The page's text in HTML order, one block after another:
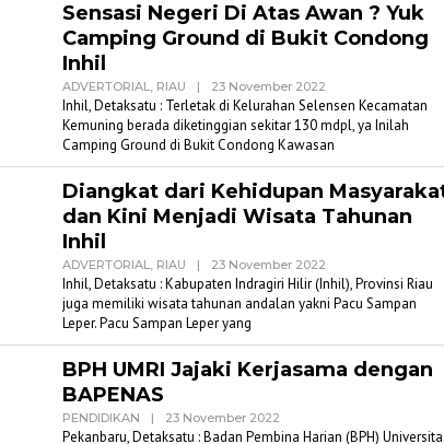
Sensasi Negeri Di Atas Awan ? Yuk
Camping Ground di Bukit Condong
Inhil
ADVERTORIAL, RIAU | 23 November 2022
Admin
Detaksatu
Inhil, Detaksatu : Terletak di Kelurahan Selensen Kecamatan
Kemuning berada diketinggian sekitar 130 mdpl, ya Inilah
Camping Ground di Bukit Condong Kawasan
Diangkat dari Kehidupan
dan Kini Menjadi Wisata Tahunan
Inhil
ADVERTORIAL, RIAU | 23 November 2022
Admin
Detaksatu
Inhil, Detaksatu : Kabupaten Indragiri Hilir (Inhil), Provinsi Riau
juga memiliki wisata tahunan andalan yakni Pacu Sampan
Leper. Pacu Sampan Leper yang
BPH UMRI Jajaki Kerjasama dengan
BAPENAS
PENDIDIKAN | 23 November 2022
Admin
Pekanbaru, Detaksatu : Badan Pembina Harian (BPH)